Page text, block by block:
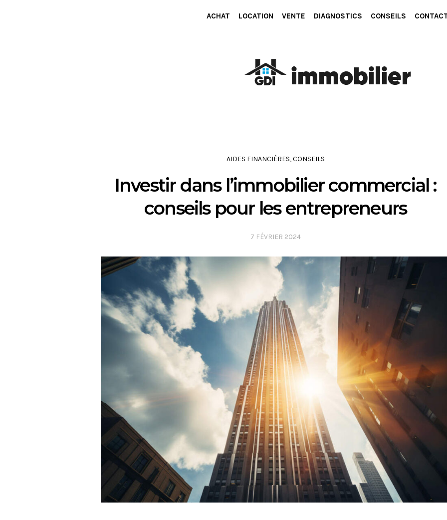
ACHAT LOCATION VENTE DIAGNOSTICS CONSEILS
AIDES FINANCIÈRES,CONSEILS
Investir dans l’immobilier commercial :
conseils pour les entrepreneurs
7 FÉVRIER 2024